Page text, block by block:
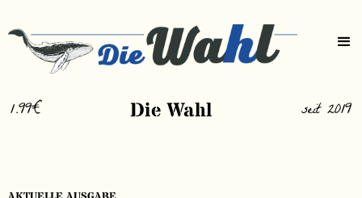
1.99€ Die Wahl seit 2019